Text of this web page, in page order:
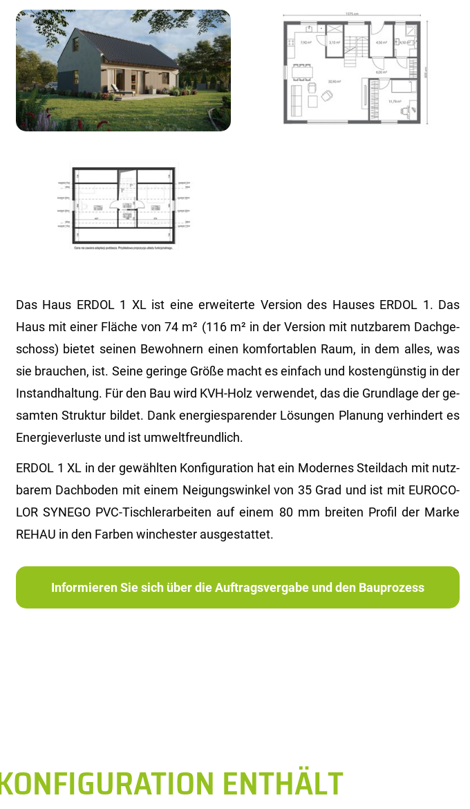
Das Haus ERDOL 1 XL ist eine er­wei­ter­te Ver­si­on des Hau­ses ERDOL 1. Das
Haus mit einer Flä­che von 74 m² (116 m² in der Ver­si­on mit nutz­ba­rem Dach­ge­
schoss) bie­tet sei­nen Be­woh­nern einen kom­for­ta­blen Raum, in dem alles, was
sie brau­chen, ist. Seine ge­rin­ge Größe macht es ein­fach und kos­ten­güns­tig in der
In­stand­hal­tung. Für den Bau wird KVH-Holz ver­wen­det, das die Grund­la­ge der ge­
sam­ten Struk­tur bil­det. Dank en­er­gie­spa­ren­der Lö­sun­gen Pla­nung ver­hin­dert es
En­er­gie­ver­lus­te und ist um­welt­freund­lich.
ERDOL 1 XL in der ge­wähl­ten Kon­fi­gu­ra­ti­on hat ein Mo­der­nes Steil­dach mit nutz­
ba­rem Dach­bo­den mit einem Nei­gungs­win­kel von 35 Grad und ist mit EU­RO­CO­
LOR SYN­EGO PVC-Tisch­ler­ar­bei­ten auf einem 80 mm brei­ten Pro­fil der Marke
REHAU in den Far­ben win­ches­ter aus­ge­stat­tet.
Informieren Sie sich über die Auftragsvergabe und den Bauprozess
ENTHÄLT